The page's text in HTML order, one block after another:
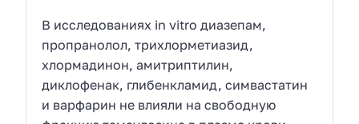
В исследованиях in vitro диазепам,
пропранолол, трихлорметиазид,
хлормадинон, амитриптилин,
диклофенак, глибенкламид, симвастатин
и варфарин не влияли на свободную